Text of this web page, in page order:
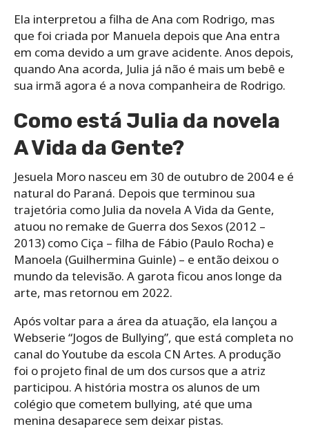
Ela interpretou a filha de Ana com Rodrigo, mas
que foi criada por Manuela depois que Ana entra
em coma devido a um grave acidente. Anos depois,
quando Ana acorda, Julia já não é mais um bebê e
sua irmã agora é a nova companheira de Rodrigo.
Como está Julia da novela
A Vida da Gente?
Jesuela Moro nasceu em 30 de outubro de 2004 e é
natural do Paraná. Depois que terminou sua
trajetória como Julia da novela A Vida da Gente,
atuou no remake de Guerra dos Sexos (2012 –
2013) como Ciça – filha de Fábio (Paulo Rocha) e
Manoela (Guilhermina Guinle) – e então deixou o
mundo da televisão. A garota ficou anos longe da
arte, mas retornou em 2022.
Após voltar para a área da atuação, ela lançou a
Webserie “Jogos de Bullying”, que está completa no
canal do Youtube da escola CN Artes. A produção
foi o projeto final de um dos cursos que a atriz
participou. A história mostra os alunos de um
colégio que cometem bullying, até que uma
menina desaparece sem deixar pistas.